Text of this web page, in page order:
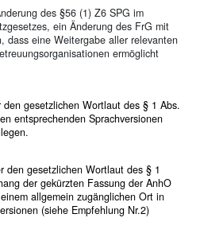
des §56 (1) Z6 SPG im
ein Änderung des FrG mit
dass eine Weitergabe aller relevanten
ermöglicht
gesetzlichen Wortlaut des § 1 Abs.
entsprechenden Sprachversionen
den gesetzlichen Wortlaut des § 1
der gekürzten Fassung der AnhO
allgemein zugänglichen Ort in
(siehe Empfehlung Nr.2)